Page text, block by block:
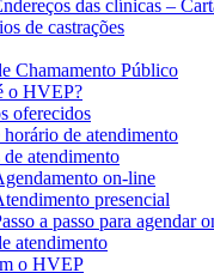
das clínicas –
de castrações
Chamamento Público
o HVEP?
oferecidos
de atendimento
de atendimento
on-line
presencial
a passo para agendar
atendimento
o HVEP